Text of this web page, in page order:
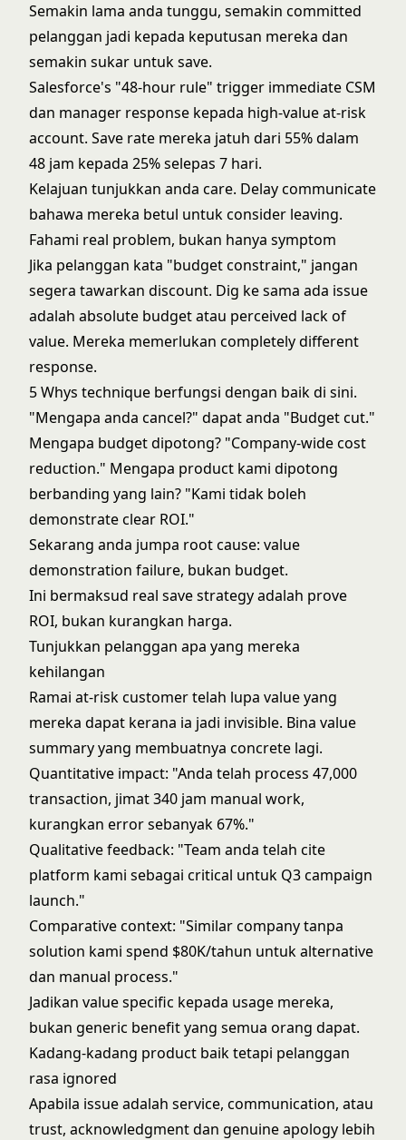
Semakin lama anda tunggu, semakin committed
pelanggan jadi kepada keputusan mereka dan
semakin sukar untuk save.
Salesforce's "48-hour rule" trigger immediate CSM
dan manager response kepada high-value at-risk
account. Save rate mereka jatuh dari 55% dalam
48 jam kepada 25% selepas 7 hari.
Kelajuan tunjukkan anda care. Delay communicate
bahawa mereka betul untuk consider leaving.
Fahami real problem, bukan hanya symptom
Jika pelanggan kata "budget constraint," jangan
segera tawarkan discount. Dig ke sama ada issue
adalah absolute budget atau perceived lack of
value. Mereka memerlukan completely different
response.
5 Whys technique berfungsi dengan baik di sini.
"Mengapa anda cancel?" dapat anda "Budget cut."
Mengapa budget dipotong? "Company-wide cost
reduction." Mengapa product kami dipotong
berbanding yang lain? "Kami tidak boleh
demonstrate clear ROI."
Sekarang anda jumpa root cause: value
demonstration failure, bukan budget.
Ini bermaksud real save strategy adalah prove
ROI, bukan kurangkan harga.
Tunjukkan pelanggan apa yang mereka
kehilangan
Ramai at-risk customer telah lupa value yang
mereka dapat kerana ia jadi invisible. Bina value
summary yang membuatnya concrete lagi.
Quantitative impact: "Anda telah process 47,000
transaction, jimat 340 jam manual work,
kurangkan error sebanyak 67%."
Qualitative feedback: "Team anda telah cite
platform kami sebagai critical untuk Q3 campaign
launch."
Comparative context: "Similar company tanpa
solution kami spend $80K/tahun untuk alternative
dan manual process."
Jadikan value specific kepada usage mereka,
bukan generic benefit yang semua orang dapat.
Kadang-kadang product baik tetapi pelanggan
rasa ignored
Apabila issue adalah service, communication, atau
trust, acknowledgment dan genuine apology lebih